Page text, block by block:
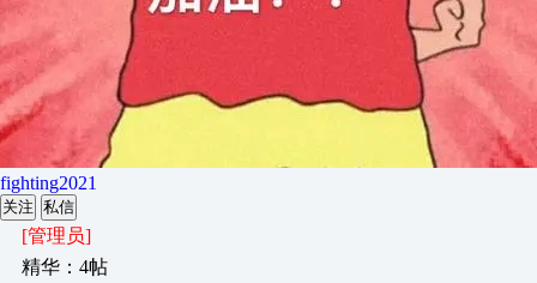
fighting2021
关注 私信
[管理员]
精华：4帖